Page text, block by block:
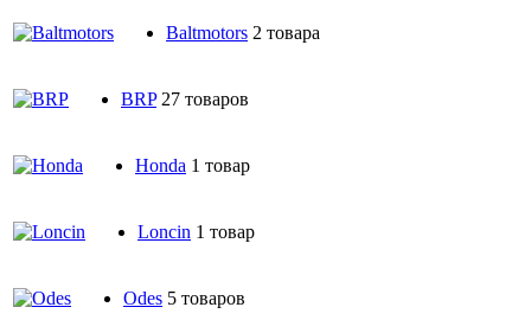
Baltmotors 2 товара
BRP 27 товаров
Honda 1 товар
Loncin 1 товар
Odes 5 товаров